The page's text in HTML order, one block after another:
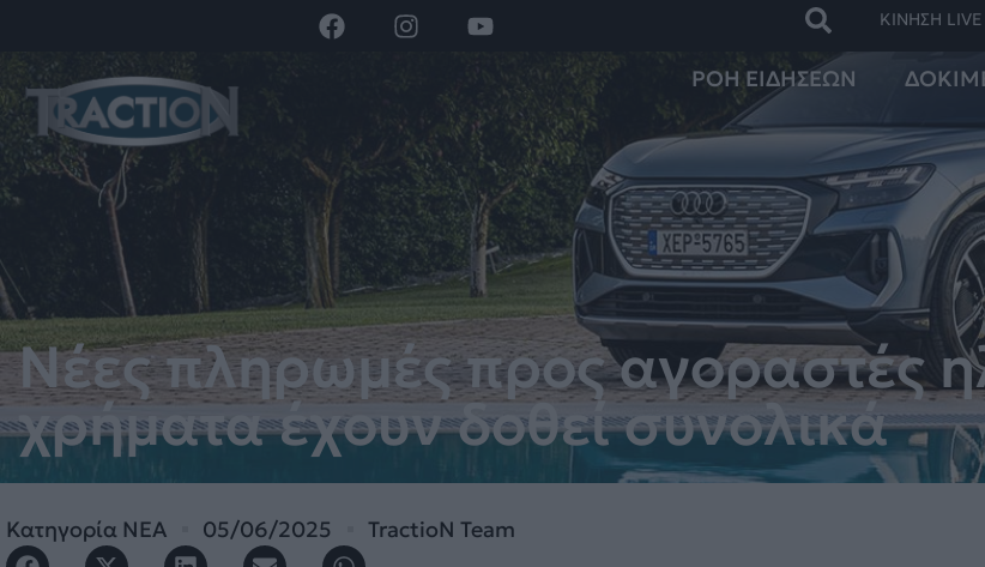
ΚΙΝΗΣΗ LIVE
ΡΟΗ ΕΙΔΗΣΕΩΝ
Νέες πληρωμές προς αγοραστές
χρήματα έχουν δοθεί συνολικά
Κατηγορία ΝΕΑ 05/06/2025 TractioN Team